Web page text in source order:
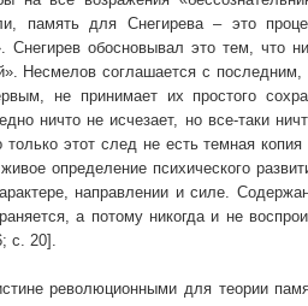
память для Снегирева – это
Снегирев обосновывал это тем, что
Несмелов соглашается с
не принимает их простого
ничто не исчезает, но все-таки
только этот след не есть темная
определение психического
направлении и силе.
а потому никогда и не
с. 20].
революционными для теории